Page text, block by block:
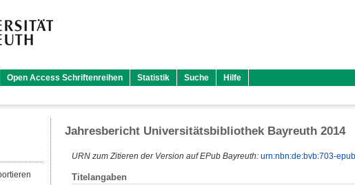
Open Access Schriftenreihen Statistik Suche Hilfe
Jahresbericht Universitätsbibliothek Bayreuth 2014
URN zum Zitieren der Version auf EPub Bayreuth: urn:nbn:de:bvb:703-
Titelangaben